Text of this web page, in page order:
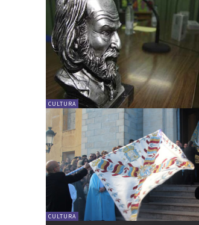
CULTURA
CULTURA